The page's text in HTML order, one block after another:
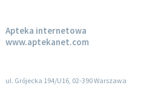
Apteka internetowa
www.aptekanet.com
ul. Grójecka 194/U16, 02-390 Warszawa